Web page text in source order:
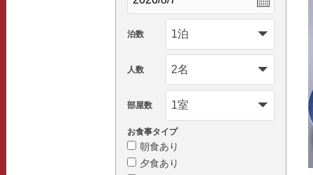
泊数
人数
部屋数
お食事タイプ
朝食あり
夕食あり